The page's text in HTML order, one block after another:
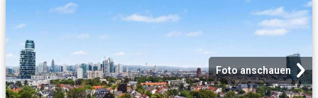
Foto anschauen